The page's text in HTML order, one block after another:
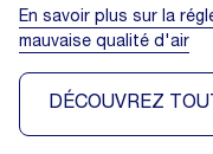
En savoir plus sur la
mauvaise qualité d'air
DÉCOUVREZ